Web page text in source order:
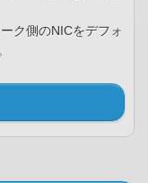
ク側のNICをデフォ